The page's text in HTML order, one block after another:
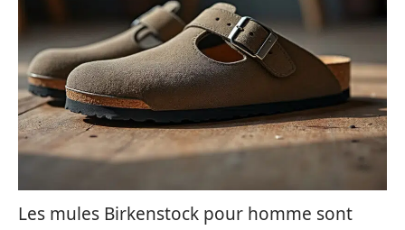
Les mules Birkenstock pour homme sont